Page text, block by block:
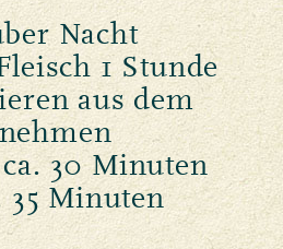
Nacht
1 Stunde
aus dem
30 Minuten
Minuten